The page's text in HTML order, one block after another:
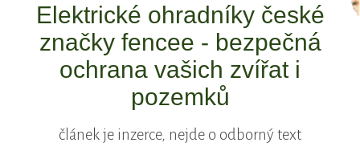
Elektrické ohradníky české
značky fencee - bezpečná
ochrana vašich zvířat i
pozemků
článek je inzerce, nejde o odborný text